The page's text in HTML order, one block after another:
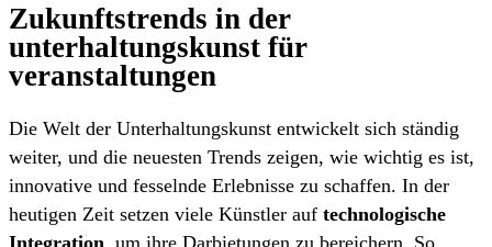
Zukunftstrends in der
unterhaltungskunst für
veranstaltungen
Die Welt der Unterhaltungskunst entwickelt sich ständig
weiter, und die neuesten Trends zeigen, wie wichtig es ist,
innovative und fesselnde Erlebnisse zu schaffen. In der
heutigen Zeit setzen viele Künstler auf technologische